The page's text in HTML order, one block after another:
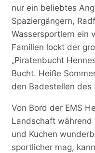
nur ein beliebtes
Spaziergängern,
Wassersportlern ein
Familien lockt der
„Piratenbucht
Bucht. Heiße
den Badestellen des
Von Bord der EMS
Landschaft
und Kuchen
sportlicher mag,